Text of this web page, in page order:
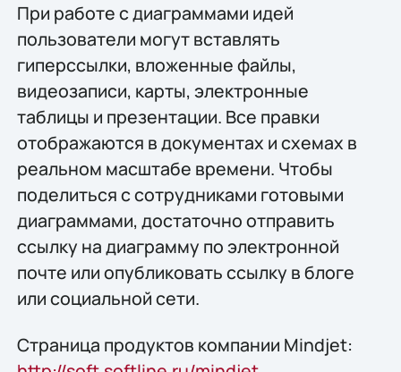
При работе с диаграммами идей
пользователи могут вставлять
гиперссылки, вложенные файлы,
видеозаписи, карты, электронные
таблицы и презентации. Все правки
отображаются в документах и схемах в
реальном масштабе времени. Чтобы
поделиться с сотрудниками готовыми
диаграммами, достаточно отправить
ссылку на диаграмму по электронной
почте или опубликовать ссылку в блоге
или социальной сети.
Страница продуктов компании Mindjet: